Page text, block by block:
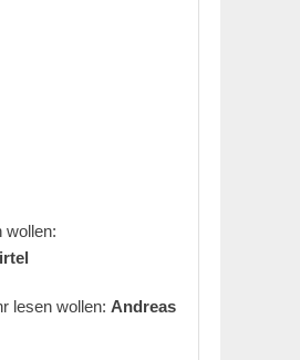
wollen:
lesen wollen: Andreas